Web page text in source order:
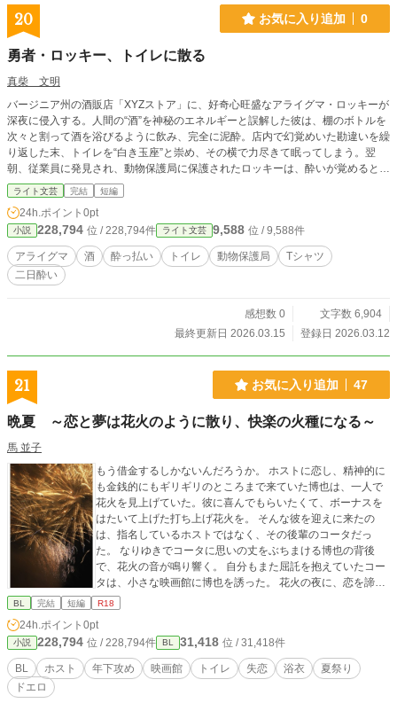
20 お気に入り追加 0
勇者・ロッキー、トイレに散る
真柴 文明
バージニア州の酒販店「XYZストア」に、好奇心旺盛なアライグマ・ロッキーが
深夜に侵入する。人間の“酒”を神秘のエネルギーと誤解した彼は、棚のボトルを
次々と割って酒を浴びるように飲み、完全に泥酔。店内で幻覚めいた勘違いを繰
り返した末、トイレを“白き玉座”と崇め、その横で力尽きて眠ってしまう。翌
朝、従業員に発見され、動物保護局に保護されたロッキーは、酔いが覚めると
「洗脳される」と思い込み大騒ぎ。しかし診察の結果は無事で、その日のうちに
森へ帰される。やがてこの珍事件はSNSで大バズリし、ロッキーの寝姿はグッ
ズ化され寄付金を集めるほどの人気に。ロッキー本人は何も知らず、店の前を通
るときだけ妙に姿勢を正すようになった。
ライト文芸 完結 短編
24h.ポイント 0pt
小説 228,794 位 / 228,794件 ライト文芸 9,588 位 / 9,588件
アライグマ 酒 酔っ払い トイレ 動物保護局
Tシャツ
二日酔い
感想数 0
文字数 6,904
最終更新日 2026.03.15
登録日 2026.03.12
21 お気に入り追加 47
晩夏 ～恋と夢は花火のように散り、快楽の火種になる～
馬 並子
もう借金するしかないんだろうか。 ホストに恋し、精神的に
も金銭的にもギリギリのところまで来ていた博也は、一人で
花火を見上げていた。彼に喜んでもらいたくて、ボーナスを
はたいて上げた打ち上げ花火を。 そんな彼を迎えに来たの
は、指名しているホストではなく、その後輩のコータだっ
た。 なりゆきでコータに思いの丈をぶちまける博也の背後
で、花火の音が鳴り響く。 自分もまた屈託を抱えていたコー
タは、小さな映画館に博也を誘った。 花火の夜に、恋を諦め
る男と夢を諦める男が心を通わせ、思いっきりセックスす
tps://fujossy.jp/books/7862）
BL 完結 短編 R18
24h.ポイント 0pt
小説 228,794 位 / 228,794件 BL 31,418 位 / 31,418件
BL ホスト 年下攻め 映画館 トイレ 失恋 浴衣
夏祭り
ドエロ